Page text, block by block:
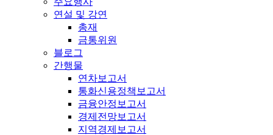
연설 및 강연
총재
금통위원
블로그
간행물
연차보고서
통화신용정책보고서
금융안정보고서
경제전망보고서
지역경제보고서